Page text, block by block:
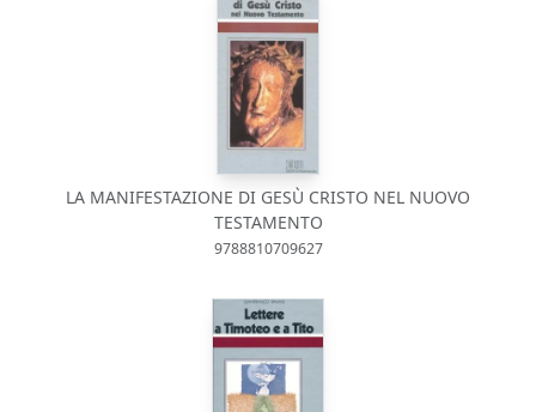
LA MANIFESTAZIONE DI GESÙ CRISTO NEL NUOVO
TESTAMENTO
9788810709627